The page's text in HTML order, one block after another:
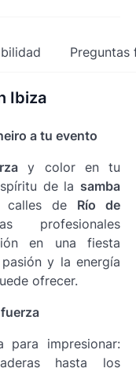
Preguntas
Ibiza
a tu evento
y color en tu
de la samba
calles de Río de
profesionales
en una fiesta
y la energía
ofrecer.
para impresionar:
hasta los